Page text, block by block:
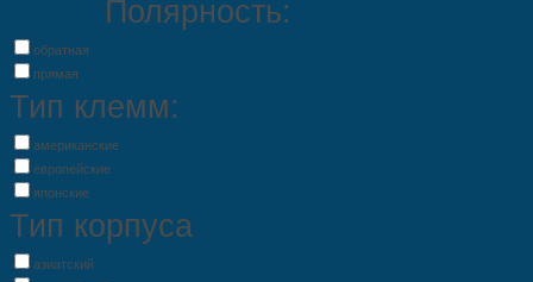
Полярность:
обратная
прямая
Тип клемм:
американские
европейские
японские
Тип корпуса
азиатский